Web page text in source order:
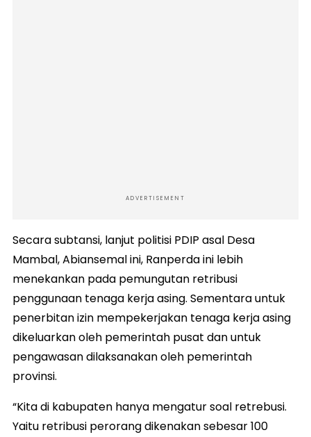
ADVERTISEMENT
Secara subtansi, lanjut politisi PDIP asal Desa
Mambal, Abiansemal ini, Ranperda ini lebih
menekankan pada pemungutan retribusi
penggunaan tenaga kerja asing. Sementara untuk
penerbitan izin mempekerjakan tenaga kerja asing
dikeluarkan oleh pemerintah pusat dan untuk
pengawasan dilaksanakan oleh pemerintah
provinsi.
“Kita di kabupaten hanya mengatur soal retrebusi.
Yaitu retribusi perorang dikenakan sebesar 100